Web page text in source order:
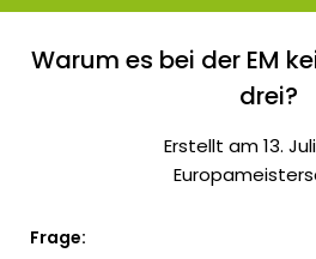
Warum es bei der EM
drei?
Erstellt am 13.
Frage: